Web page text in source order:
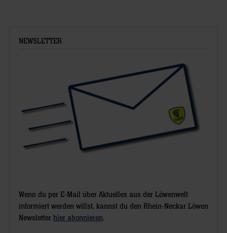
NEWSLETTER
Wenn du per E-Mail über Aktuelles aus der Löwenwelt
informiert werden willst, kannst du den Rhein-Neckar Löwen
Newsletter hier abonnieren.